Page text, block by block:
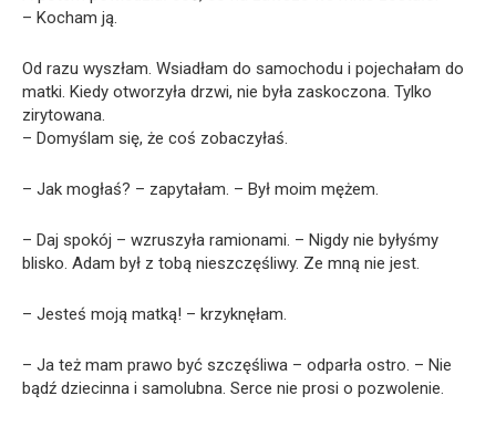
– Kocham ją.
Od razu wyszłam. Wsiadłam do samochodu i pojechałam do
matki. Kiedy otworzyła drzwi, nie była zaskoczona. Tylko
zirytowana.
– Domyślam się, że coś zobaczyłaś.
– Jak mogłaś? – zapytałam. – Był moim mężem.
– Daj spokój – wzruszyła ramionami. – Nigdy nie byłyśmy
blisko. Adam był z tobą nieszczęśliwy. Ze mną nie jest.
– Jesteś moją matką! – krzyknęłam.
– Ja też mam prawo być szczęśliwa – odparła ostro. – Nie
bądź dziecinna i samolubna. Serce nie prosi o pozwolenie.